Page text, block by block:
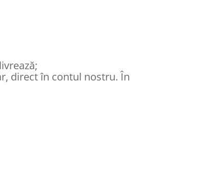
direct în contul nostru. În